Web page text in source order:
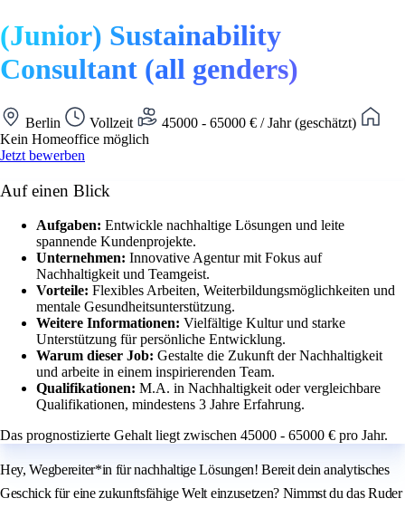
(Junior) Sustainability
Consultant (all genders)
Berlin Vollzeit
45000 - 65000 € / Jahr (geschätzt)
Kein Homeoffice möglich
Jetzt bewerben
Auf einen Blick
Aufgaben: Entwickle nachhaltige Lösungen und leite
spannende Kundenprojekte.
Unternehmen: Innovative Agentur mit Fokus auf
Nachhaltigkeit und Teamgeist.
Vorteile: Flexibles Arbeiten, Weiterbildungsmöglichkeiten und
mentale Gesundheitsunterstützung.
Weitere Informationen: Vielfältige Kultur und starke
Unterstützung für persönliche Entwicklung.
Warum dieser Job: Gestalte die Zukunft der Nachhaltigkeit
und arbeite in einem inspirierenden Team.
Qualifikationen: M.A. in Nachhaltigkeit oder vergleichbare
Qualifikationen, mindestens 3 Jahre Erfahrung.
Das prognostizierte Gehalt liegt zwischen 45000 - 65000 € pro Jahr.
Hey, Wegbereiter*in für nachhaltige Lösungen! Bereit dein analytisches
Geschick für eine zukunftsfähige Welt einzusetzen? Nimmst du das Ruder